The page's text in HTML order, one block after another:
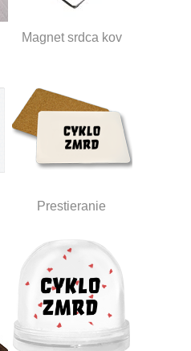
Magnet srdca kov
Prestieranie